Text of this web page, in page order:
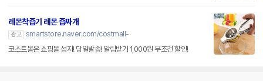
레몬착즙기 레몬 즙짜개
광고 smartstore.naver.com/costmall-
코스트몰은 쇼핑몰 성지! 당일발송! 알림받기 1,000원 무조건 할인!